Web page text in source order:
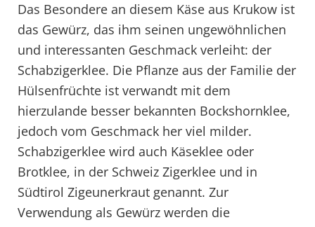
Das Besondere an diesem Käse aus Krukow ist
das Gewürz, das ihm seinen ungewöhnlichen
und interessanten Geschmack verleiht: der
Schabzigerklee. Die Pflanze aus der Familie der
Hülsenfrüchte ist verwandt mit dem
hierzulande besser bekannten Bockshornklee,
jedoch vom Geschmack her viel milder.
Schabzigerklee wird auch Käseklee oder
Brotklee, in der Schweiz Zigerklee und in
Südtirol Zigeunerkraut genannt. Zur
Verwendung als Gewürz werden die